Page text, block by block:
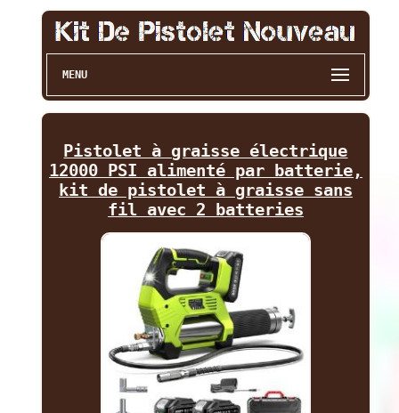
MENU
Pistolet à graisse électrique
12000 PSI alimenté par batterie,
kit de pistolet à graisse sans
fil avec 2 batteries